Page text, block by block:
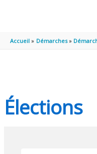
Accueil Démarches
Élections